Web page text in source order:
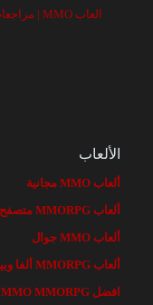
العاب MMO | مراجعات وأخبار ألعاب أونلاين وMMORPG العربية
الألعاب
ألعاب MMO مجانية
ألعاب MMORPG متصفح
ألعاب MMO جوال
ألعاب MMORPG ألفا وبيتا
افضل MMO MMORPG الألعاب